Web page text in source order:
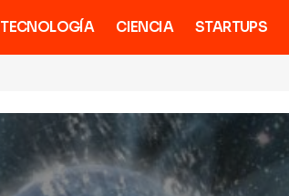
TECNOLOGÍA CIENCIA STARTUPS